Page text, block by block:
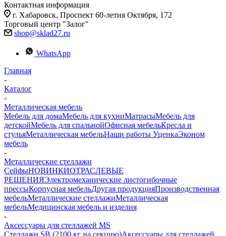
Контактная информация
г. Хабаровск, Проспект 60-летия Октября, 172
Торговый центр "Залог"
shop@sklad27.ru
WhatsApp
Главная
-
Каталог
-
Металлическая мебель
Мебель для домаМебель для кухниМатраcыМебель для
детскойМебель для спальнойОфисная мебельКресла и
стульяМеталлическая мебельНаши работы УценкаЭконом
мебель
-
Металлические стеллажи
СейфыНОВИНКИОТРАСЛЕВЫЕ
РЕШЕНИЯЭлектромеханические листогибочные
прессыКорпусная мебельДругая продукцияПроизводственная
мебельМеталлические стеллажиМеталлическая
мебельМедицинская мебель и изделия
-
Аксессуары для стеллажей MS
Стеллажи SB (2100 кг на секцию)Аксессуары для стеллажей